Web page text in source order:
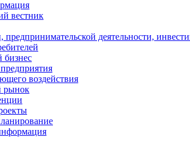
вестник
деятельности,
воздействия
рынок